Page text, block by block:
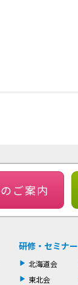
ご案内
研修・セミナー
北海道会
東北会